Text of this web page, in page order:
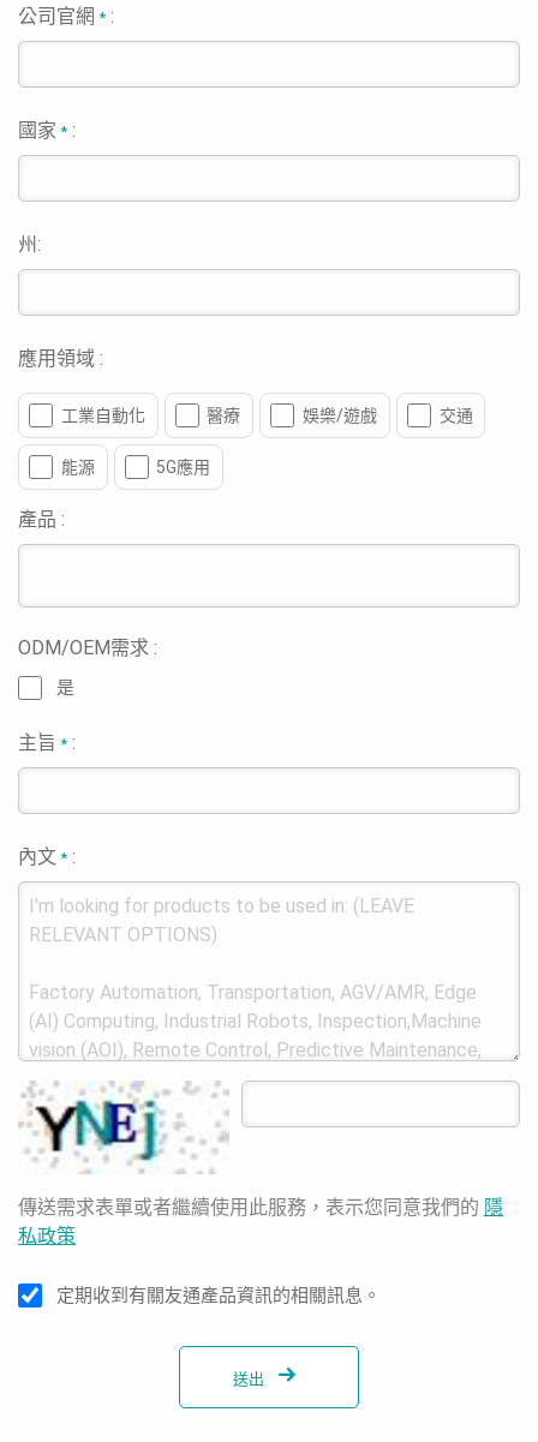
公司官網* :
國家* :
州:
應用領域 :
工業自動化 醫療 娛樂/遊戲 交通
能源 5G應用
產品 :
ODM/OEM需求 :
是
主旨* :
內文* :
傳送需求表單或者繼續使用此服務，表示您同意我們的 隱
私政策
定期收到有關友通產品資訊的相關訊息。
送出